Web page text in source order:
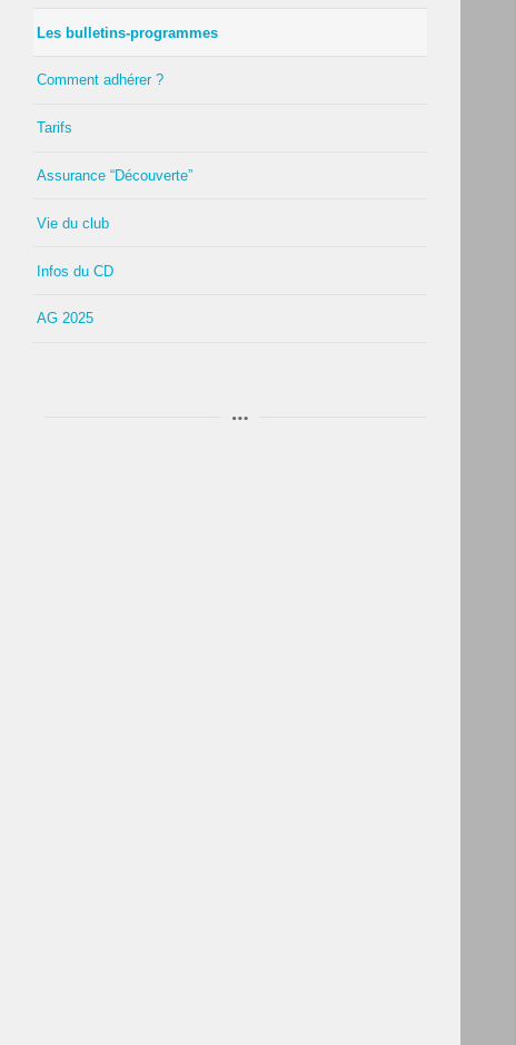
Les bulletins-programmes
Comment adhérer ?
Tarifs
Assurance “Découverte”
Vie du club
Infos du CD
AG 2025